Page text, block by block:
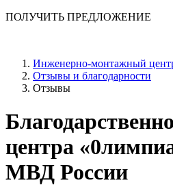
ПОЛУЧИТЬ ПРЕДЛОЖЕНИЕ
Инженерно-монтажный
Отзывы и благодарности
Отзывы
центра
МВД России